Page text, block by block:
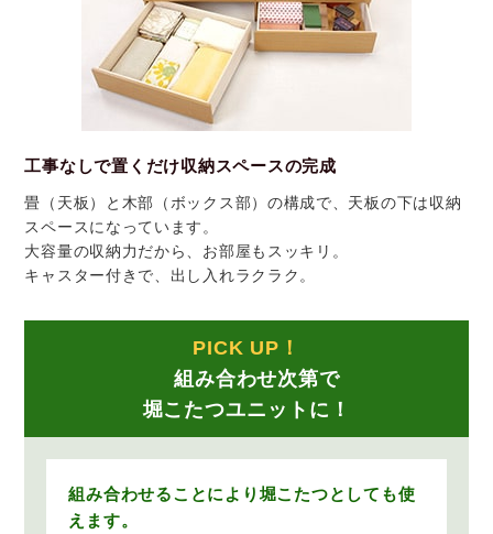
工事なしで置くだけ収納スペースの完成
畳（天板）と木部（ボックス部）の構成で、天板の下は収納
スペースになっています。
大容量の収納力だから、お部屋もスッキリ。
キャスター付きで、出し入れラクラク。
PICK UP！
組み合わせ次第で
堀こたつユニットに！
組み合わせることにより堀こたつとしても使
えます。